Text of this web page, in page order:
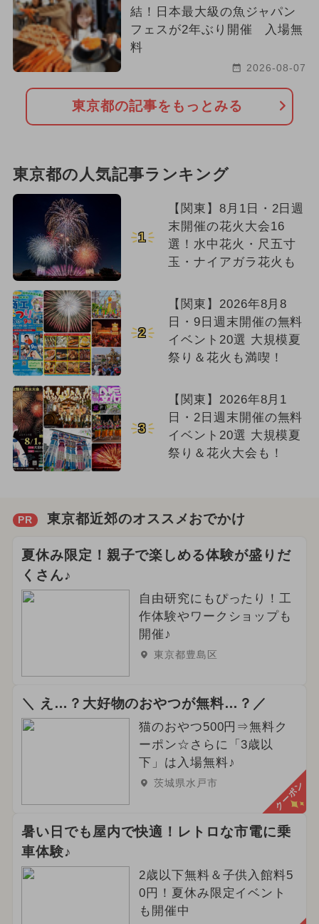
結！日本最大級の魚ジャパン
フェスが2年ぶり開催 入場無
料
2026-08-07
東京都の記事をもっとみる
東京都の人気記事ランキング
1
【関東】8月1日・2日週
末開催の花火大会16
選！水中花火・尺五寸
玉・ナイアガラ花火も
2
【関東】2026年8月8
日・9日週末開催の無料
イベント20選 大規模夏
祭り＆花火も満喫！
3
【関東】2026年8月1
日・2日週末開催の無料
イベント20選 大規模夏
祭り＆花火大会も！
PR 東京都近郊のオススメおでかけ
夏休み限定！親子で楽しめる体験が盛りだ
くさん♪
自由研究にもぴったり！工
作体験やワークショップも
開催♪
東京都豊島区
＼ え…？大好物のおやつが無料…？／
猫のおやつ500円⇒無料ク
ーポン☆さらに「3歳以
下」は入場無料♪
茨城県水戸市 クーポン
暑い日でも屋内で快適！レトロな市電に乗
車体験♪
2歳以下無料＆子供入館料5
0円！夏休み限定イベント
も開催中